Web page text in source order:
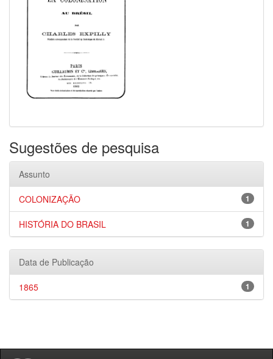
Sugestões de pesquisa
Assunto
1
COLONIZAÇÃO
1
HISTÓRIA DO BRASIL
Data de Publicação
1
1865